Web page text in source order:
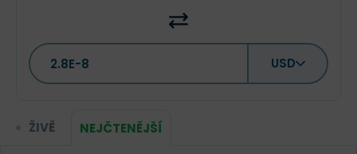
USD
ŽIVĚ NEJČTENĚJŠÍ